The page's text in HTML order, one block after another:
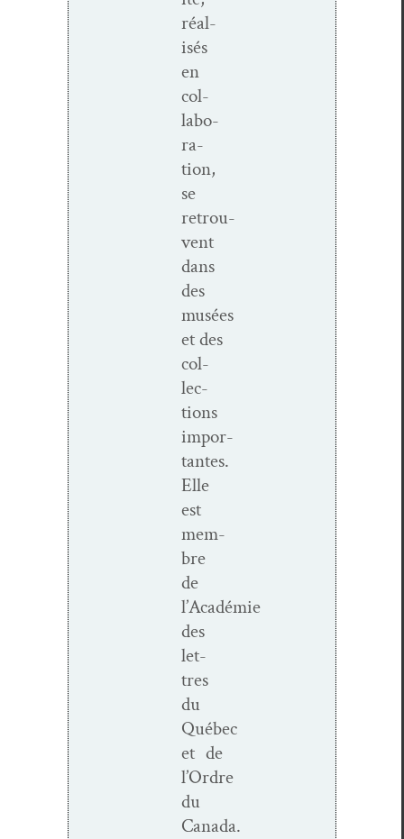
réal­
isés
en
col­
lab­o­
ra­
tion,
se
retrou­
vent
dans
des
musées
et des
col­
lec­
tions
impor­
tantes.
Elle
est
mem­
bre
de
l’Académie
des
let­
tres
du
Québec
et de
l’Ordre
du
Canada.